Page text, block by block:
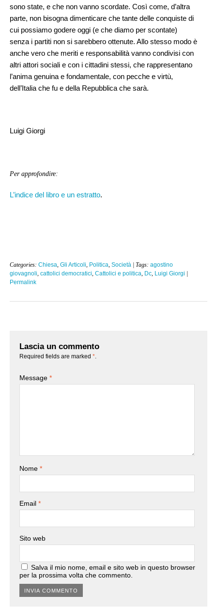
sono state, e che non vanno scordate. Così come, d’altra
parte, non bisogna dimenticare che tante delle conquiste di
cui possiamo godere oggi (e che diamo per scontate)
senza i partiti non si sarebbero ottenute. Allo stesso modo è
anche vero che meriti e responsabilità vanno condivisi con
altri attori sociali e con i cittadini stessi, che rappresentano
l’anima genuina e fondamentale, con pecche e virtù,
dell’Italia che fu e della Repubblica che sarà.
Luigi Giorgi
Per approfondire:
L’indice del libro e un estratto.
Categories: Chiesa Gli Articoli Politica Società | Tags: agostino
giovagnoli cattolici democratici Cattolici e politica Dc Luigi Giorgi |
Permalink
Lascia un commento
Required fields are marked *
Message *
Nome *
Email *
Sito web
Salva il mio nome, email e sito web in questo browser
per la prossima volta che commento.